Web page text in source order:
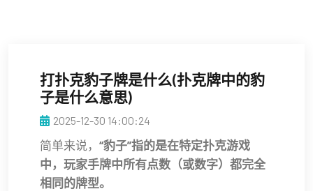
打扑克豹子牌是什么(扑克牌中的豹
子是什么意思)
2025-12-30 14:00:24
简单来说， “豹子”指的是在特定扑克游戏
中，玩家手牌中所有点数（或数字）都完全
相同的牌型。